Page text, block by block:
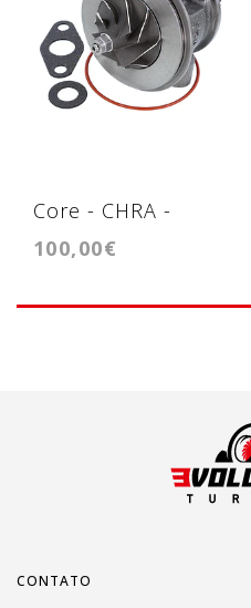
Core - CHRA -
Cartridge
100,00€
CONTATO